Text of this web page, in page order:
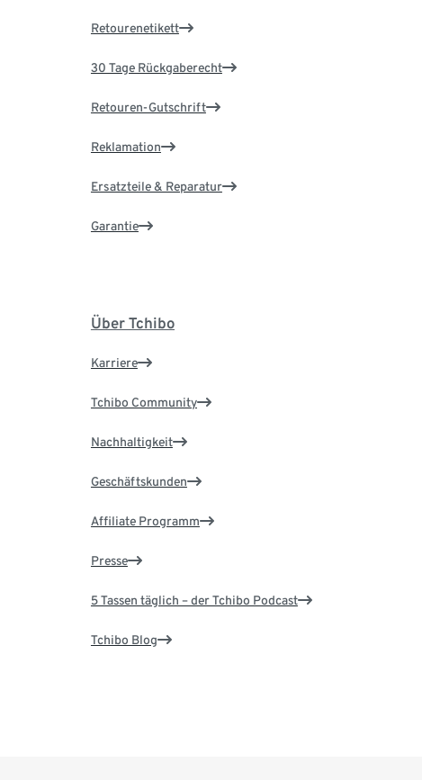
Retourenetikett
30 Tage Rückgaberecht
Retouren-Gutschrift
Reklamation
Ersatzteile & Reparatur
Garantie
Über Tchibo
Karriere
Tchibo Community
Nachhaltigkeit
Geschäftskunden
Affiliate Programm
Presse
5 Tassen täglich – der Tchibo Podcast
Tchibo Blog